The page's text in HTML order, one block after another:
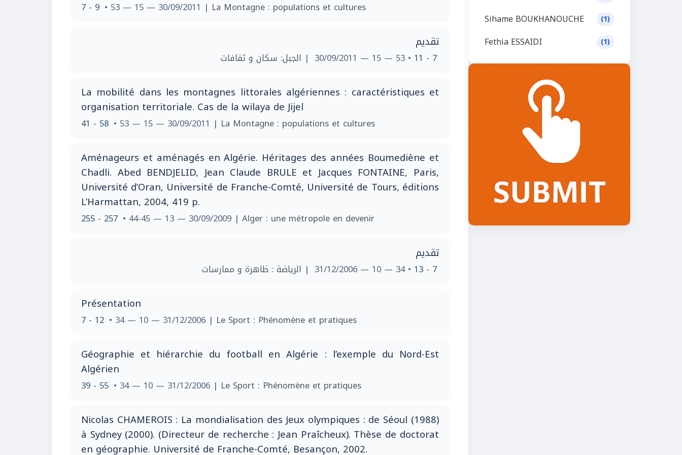
7 - 9 • 53 — 15 — 30/09/2011 | La Montagne : populations et cultures
تقديم
7 - 11
• 53 — 15 — 30/09/2011 | الجبل: سكان و ثقافات
La mobilité dans les montagnes littorales algériennes : caractéristiques et
organisation territoriale. Cas de la wilaya de Jijel
41 - 58 • 53 — 15 — 30/09/2011 | La Montagne : populations et cultures
Aménageurs et aménagés en Algérie. Héritages des années Boumediène et
Chadli. Abed BENDJELID, Jean Claude BRULE et Jacques FONTAINE, Paris,
Université d’Oran, Université de Franche-Comté, Université de Tours, éditions
L’Harmattan, 2004, 419 p.
255 - 257 • 44-45 — 13 — 30/09/2009 | Alger : une métropole en devenir
تقديم
7 - 13
• 34 — 10 — 31/12/2006 | الرياضة : ظاهرة و ممارسات
Présentation
7 - 12 • 34 — 10 — 31/12/2006 | Le Sport : Phénomène et pratiques
Géographie et hiérarchie du football en Algérie : l’exemple du Nord-Est
Algérien
39 - 55 • 34 — 10 — 31/12/2006 | Le Sport : Phénomène et pratiques
Nicolas CHAMEROIS : La mondialisation des Jeux olympiques : de Séoul (1988)
à Sydney (2000). (Directeur de recherche : Jean Praîcheux). Thèse de doctorat
en géographie. Université de Franche-Comté, Besançon, 2002.
Sihame BOUKHANOUCHE (1)
Fethia ESSAIDI (1)